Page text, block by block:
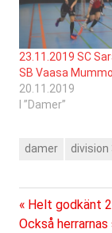
(matchstart kl
Fox II. Under de år
Saragoza deltagit
förbundets serie
23.11.2019 SC
SB Vaasa
20.11.2019
I ”Damer”
damer division
Föregående
inlägg:
Helt godkänt
Nästa
Också